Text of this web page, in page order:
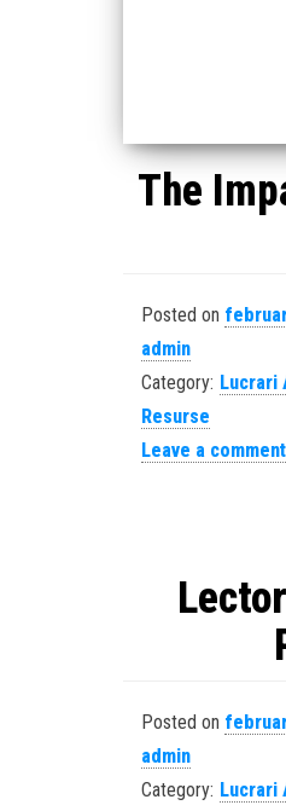
The
Posted on
admin
Category: Lucrari
Resurse
Leave a comment
Posted on
admin
Category: Lucrari